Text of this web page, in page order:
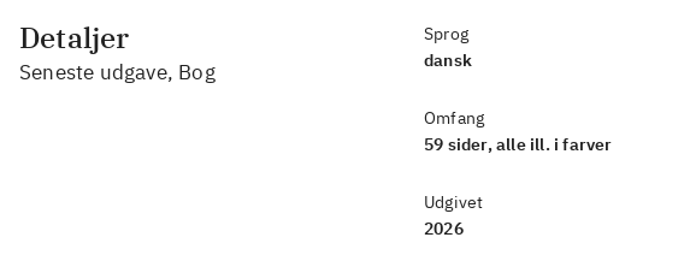
Detaljer
Seneste udgave, Bog
Sprog
dansk
Omfang
59 sider, alle ill. i farver
Udgivet
2026